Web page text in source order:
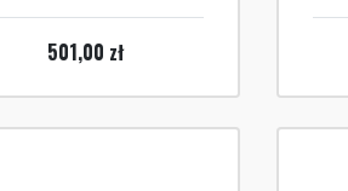
501,00 zł